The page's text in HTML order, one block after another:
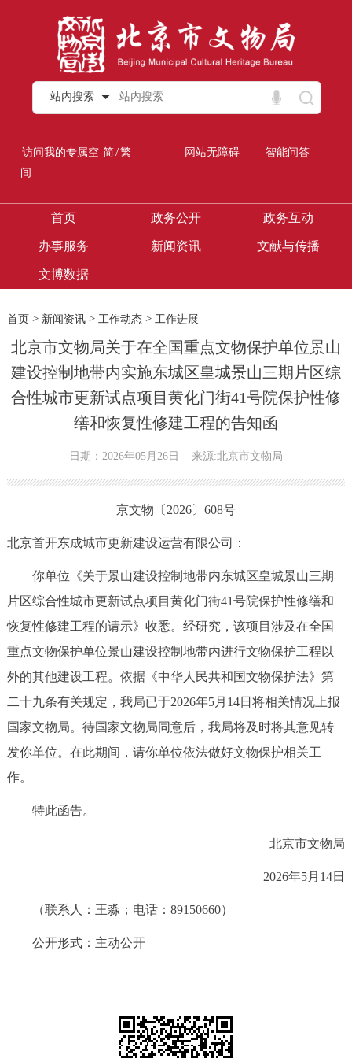
站内搜索
访问我的专属空
间
简/繁 网站无障碍 智能问答
首页 政务公开 政务互动
办事服务 新闻资讯 文献与传播
文博数据
首页> 新闻资讯> 工作动态> 工作进展
北京市文物局关于在全国重点文物保护单位景山
建设控制地带内实施东城区皇城景山三期片区综
合性城市更新试点项目黄化门街41号院保护性修
缮和恢复性修建工程的告知函
日期：2026年05月26日 来源:北京市文物局
京文物〔2026〕608号
北京首开东成城市更新建设运营有限公司：
你单位《关于景山建设控制地带内东城区皇城景山三期
片区综合性城市更新试点项目黄化门街41号院保护性修缮和
恢复性修建工程的请示》收悉。经研究，该项目涉及在全国
重点文物保护单位景山建设控制地带内进行文物保护工程以
外的其他建设工程。依据《中华人民共和国文物保护法》第
二十九条有关规定，我局已于2026年5月14日将相关情况上报
国家文物局。待国家文物局同意后，我局将及时将其意见转
发你单位。在此期间，请你单位依法做好文物保护相关工
作。
特此函告。
北京市文物局
2026年5月14日
（联系人：王淼；电话：89150660）
公开形式：主动公开